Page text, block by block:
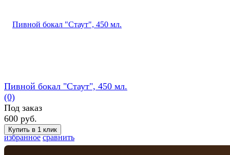
избранное сравнить
Пивной бокал "Стаут", 450 мл.
(0)
Под заказ
600 руб.